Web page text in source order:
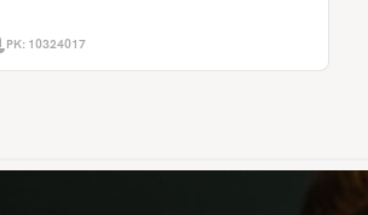
PK: 10324017